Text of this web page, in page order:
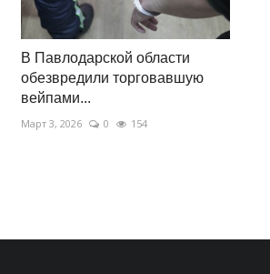
В Павлодарской области
обезвредили торговавшую
вейпами...
Март 3, 2026 0 154